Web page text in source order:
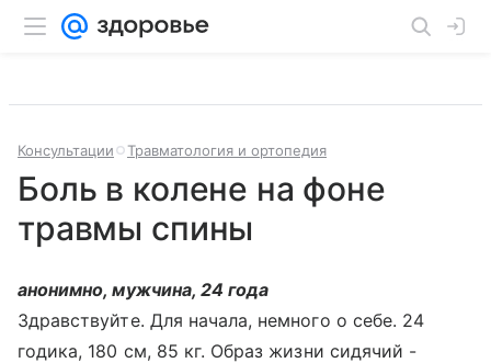
Консультации Травматология и ортопедия
Боль в колене на фоне
травмы спины
анонимно, мужчина, 24 года
Здравствуйте. Для начала, немного о себе. 24
годика, 180 см, 85 кг. Образ жизни сидячий -